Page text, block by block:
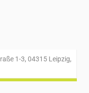
1-3, 04315 Leipzig,